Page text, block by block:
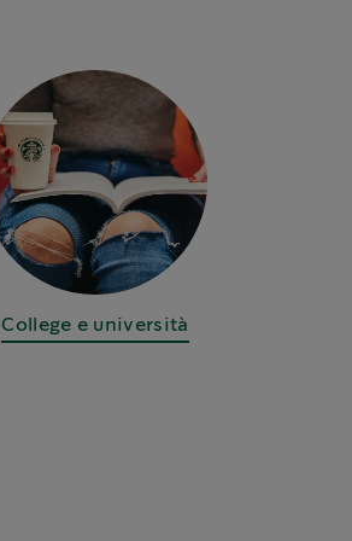
College e università